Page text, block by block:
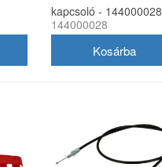
kapcsoló - 144000028
cserealkatrész
144000028